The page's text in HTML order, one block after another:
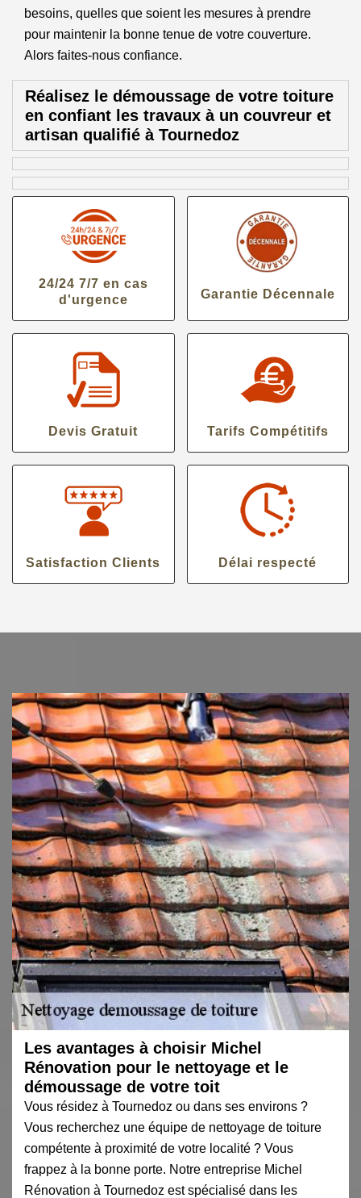
besoins, quelles que soient les mesures à prendre
pour maintenir la bonne tenue de votre couverture.
Alors faites-nous confiance.
Réalisez le démoussage de votre toiture
en confiant les travaux à un couvreur et
artisan qualifié à Tournedoz
24/24 7/7 en cas
d'urgence
Garantie Décennale
Devis Gratuit Tarifs Compétitifs
Satisfaction Clients Délai respecté
Les avantages à choisir Michel
Rénovation pour le nettoyage et le
démoussage de votre toit
Vous résidez à Tournedoz ou dans ses environs ?
Vous recherchez une équipe de nettoyage de toiture
compétente à proximité de votre localité ? Vous
frappez à la bonne porte. Notre entreprise Michel
Rénovation à Tournedoz est spécialisé dans les